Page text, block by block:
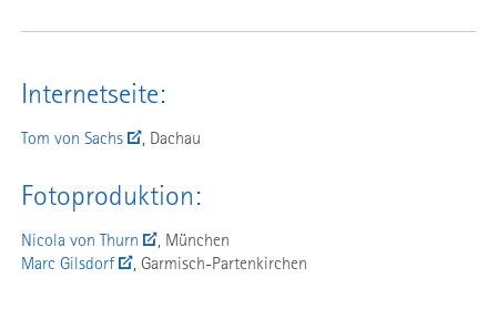
Internetseite:
Tom von Sachs , Dachau
Fotoproduktion:
Nicola von Thurn
, München
Marc Gilsdorf
, Garmisch-Partenkirchen